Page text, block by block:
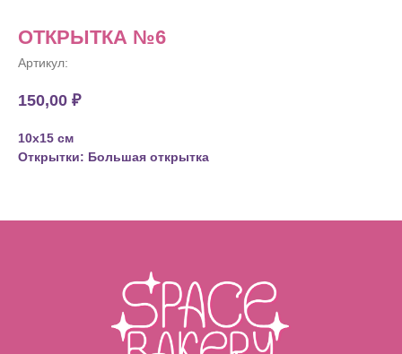
ОТКРЫТКА №6
Артикул:
150,00 ₽
10х15 см
Открытки: Большая открытка